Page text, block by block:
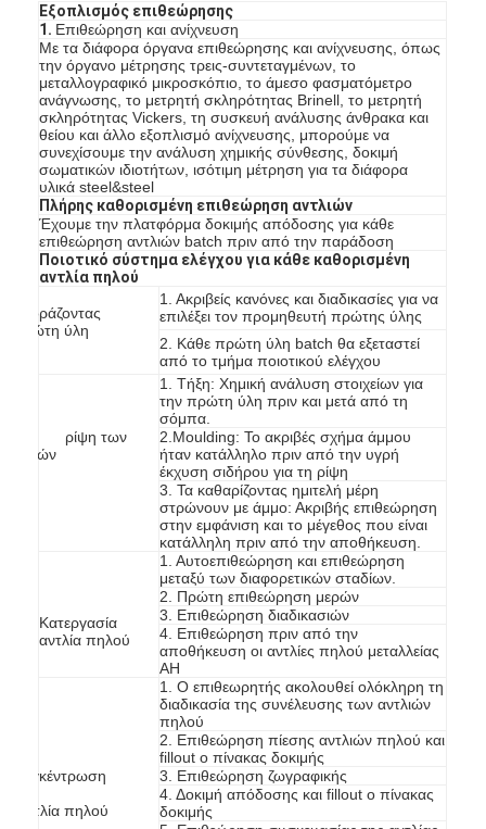
Μέρη αντλιών πηλού
Εξοπλισμός επιθεώρησης
1. Επιθεώρηση και ανίχνευση
Με τα διάφορα όργανα επιθεώρησης και ανίχνευσης, όπως
την όργανο μέτρησης τρεις-συντεταγμένων, το
μεταλλογραφικό μικροσκόπιο, το άμεσο φασματόμετρο
ανάγνωσης, το μετρητή σκληρότητας Brinell, το μετρητή
σκληρότητας Vickers, τη συσκευή ανάλυσης άνθρακα και
θείου και άλλο εξοπλισμό ανίχνευσης, μπορούμε να
συνεχίσουμε την ανάλυση χημικής σύνθεσης, δοκιμή
σωματικών ιδιοτήτων, ισότιμη μέτρηση για τα διάφορα
υλικά steel&steel
Πλήρης καθορισμένη επιθεώρηση αντλιών
Έχουμε την πλατφόρμα δοκιμής απόδοσης για κάθε
επιθεώρηση αντλιών batch πριν από την παράδοση
Ποιοτικό σύστημα ελέγχου για κάθε καθορισμένη
αντλία πηλού
Αγοράζοντας
πρώτη ύλη
1. Ακριβείς κανόνες και διαδικασίες για να
επιλέξει τον προμηθευτή πρώτης ύλης
2. Κάθε πρώτη ύλη batch θα εξεταστεί
από το τμήμα ποιοτικού ελέγχου
Γ ρίψη των
μερών
1. Τήξη: Χημική ανάλυση στοιχείων για
την πρώτη ύλη πριν και μετά από τη
σόμπα.
2.Moulding: Το ακριβές σχήμα άμμου
ήταν κατάλληλο πριν από την υγρή
έκχυση σιδήρου για τη ρίψη
3. Τα καθαρίζοντας ημιτελή μέρη
στρώνουν με άμμο: Ακριβής επιθεώρηση
στην εμφάνιση και το μέγεθος που είναι
κατάλληλη πριν από την αποθήκευση.
Κατεργασία
αντλία πηλού
1. Αυτοεπιθεώρηση και επιθεώρηση
μεταξύ των διαφορετικών σταδίων.
2. Πρώτη επιθεώρηση μερών
3. Επιθεώρηση διαδικασιών
4. Επιθεώρηση πριν από την
αποθήκευση οι αντλίες πηλού μεταλλείας
AH
Συγκέντρωση
αντλία πηλού
1. Ο επιθεωρητής ακολουθεί ολόκληρη τη
διαδικασία της συνέλευσης των αντλιών
πηλού
2. Επιθεώρηση πίεσης αντλιών πηλού και
fillout ο πίνακας δοκιμής
3. Επιθεώρηση ζωγραφικής
4. Δοκιμή απόδοσης και fillout ο πίνακας
δοκιμής